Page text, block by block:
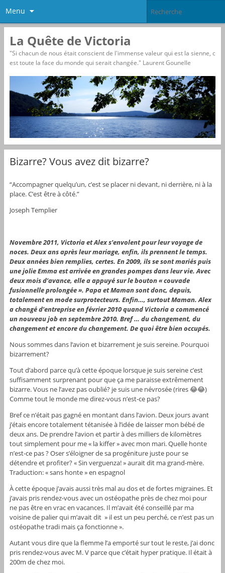
Menu
La Quête de Victoria
"Si chacun de nous était conscient de l'immense valeur qui est la sienne, c
est toute la face du monde qui serait changée." Laurent Gounelle
Bizarre? Vous avez dit bizarre?
“Accompagner quelqu’un, c’est se placer ni devant, ni derrière, ni à la
place. C’est être à côté.”
Joseph Templier
Novembre 2011, Victoria et Alex s’envolent pour leur voyage de
noces. Deux ans après leur mariage, enfin, ils prennent le temps.
Deux années bien remplies, certes. En 2009, ils se sont mariés puis
une jolie Emma est arrivée en grandes pompes dans leur vie. Avec
deux mois d’avance, elle a appuyé sur le bouton « couvade
fusionnelle prolongée ». Papa et Maman sont donc, depuis,
totalement en mode surprotecteurs. Enfin…, surtout Maman. Alex
a changé d’entreprise en février 2010 quand Victoria a commencé
un nouveau job en septembre 2010. Bref … du changement, du
changement et encore du changement. De quoi être bien occupés.
Nous sommes dans l’avion et bizarrement je suis sereine. Pourquoi
bizarrement?
Tout d’abord parce qu’à cette époque lorsque je suis sereine c’est
suffisamment surprenant pour que ça me paraisse extrêmement
bizarre. Vous ne l’avez pas oublié? je suis une névrosée (rires 😂😂)
Comme tout le monde me direz-vous n’est-ce pas?
Bref ce n’était pas gagné en montant dans l’avion. Deux jours avant
j’étais encore totalement tétanisée à l’idée de laisser mon bébé de
deux ans. De prendre l’avion et partir à des milliers de kilomètres
tout simplement pour me « la kiffer » avec mon mari. Quelle honte
n’est-ce pas ? Oser s’éloigner de sa progéniture juste pour se
détendre et profiter? « Sin verguenza! » aurait dit ma grand-mère.
Traduction: « sans honte » en espagnol
À cette époque j’avais aussi très mal au dos et de fortes migraines. Et
j’avais pris rendez-vous avec un ostéopathe près de chez moi pour
ne pas être en vrac en vacances. Il m’avait été conseillé par ma
voisine de palier qui m’avait dit » il est un peu perché, ce n’est pas un
ostéopathe tradi mais ça fonctionne ».
Autant vous dire que la flemme l’a emporté sur tout le reste, j’ai donc
pris rendez-vous avec M. V parce que c’était hyper pratique. Il était à
200m de chez moi.